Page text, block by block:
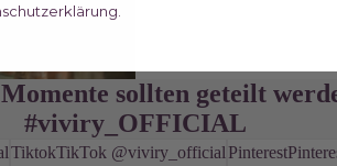
Momente sollten geteilt
#viviry_OFFICIAL
TiktokTikTok @viviry_official Pinterest